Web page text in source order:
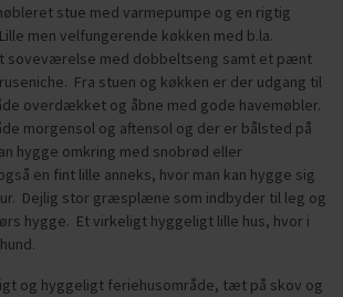
stue med varmepumpe og en rigtig
men velfungerende køkken med b.la.
soveværelse med dobbeltseng samt et pænt
Fra stuen og køkken er der udgang til
overdækket og åbne med gode havemøbler.
morgensol og aftensol og der er bålsted på
hygge omkring med snobrød eller
en fint lille anneks, hvor man kan hygge sig
Dejlig stor græsplæne som indbyder til leg og
hygge. Et virkeligt hyggeligt lille hus, hvor i
og hyggeligt feriehusområde, tæt på skov og